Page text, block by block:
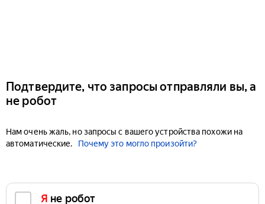
Подтвердите, что запросы отправляли вы, а
не робот
Нам очень жаль, но запросы с вашего устройства похожи на
автоматические.
Почему это могло произойти?
Я не робот